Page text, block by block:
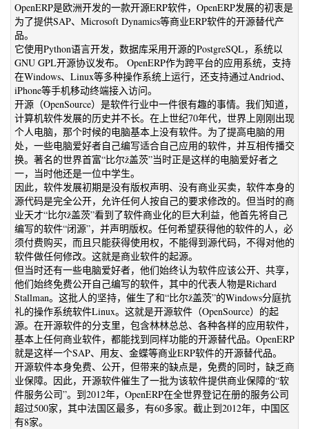
OpenERP是欧洲开发的一款开源ERP软件，OpenERP发展的初衷是
为了提供SAP、Microsoft Dynamics等商业ERP软件的开源替代产
品。
它使用Python语言开发，数据库采用开源的PostgreSQL，系统以
GNU GPL开源协议发布。 OpenERP作为跨平台的应用系统，支持
在Windows、Linux等多种操作系统上运行，还支持通过Andriod、
iPhone等手机移动终端接入访问。
开源（OpenSource）是软件行业中一件很有趣的事情。我们知道，
计算机软件发展的历史并不长。在上世纪70年代，世界上刚刚出现
个人电脑，那个时候的电脑基本上没有软件。为了提高电脑的用
处，一些电脑爱好者自己编写适合自己应用的软件，并互相传播交
换。著名的世界首富“比尔ž盖茨”当时正是这样的电脑爱好者之
一，当时他还是一位中学生。
因此，软件发展初期是没有版权声明、没有商业买卖，软件本身的
源代码是完全公开，允许任何人按自己的要求修改的。但当时的商
业天才“比尔ž盖茨”看到了软件商业化的巨大利益，他首先将自己
编写的软件“闭源”，并声明版权。任何希望获得他的软件的人，必
须付费购买，而且只能获得使用权，不能得到源代码，不得对他的
软件做任何修改。这就是商业软件的起源。
但当时还有一些电脑爱好者，他们始终认为软件应该公开、共享，
他们始终免费公开自己编写的软件，其中的代表人物是Richard
Stallman。这批人的坚持，催生了和“比尔ž盖茨”的Windows分庭抗
礼的操作系统软件Linux。这就是开源软件（OpenSource）的起
源。在开源软件的分支里，包含林林总总、各种各样的应用软件，
基本上任何商业软件，都能找到同样功能的开源替代品。OpenERP
就是这样一个SAP、用友、金蝶等商业ERP软件的开源替代品。
开源软件本身免费、公开，但带来的缺点是，免费的同时，缺乏商
业保障。因此，开源软件催生了一批为该软件提供商业保障的“软
件服务公司”。到2012年，OpenERP在全世界登记在册的服务公司
超过500家，其中法国区最多，有60多家。截止到2012年，中国区
有8家。